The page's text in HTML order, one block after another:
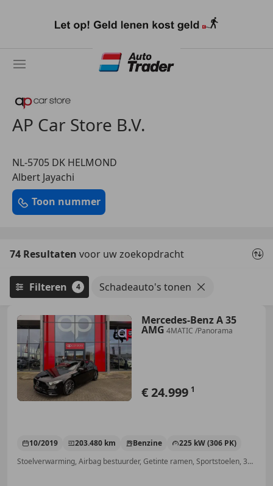
naar
AP Car Store B.V.
NL-5705 DK HELMOND
Albert Jayachi
Toon nummer
74 Resultaten voor uw zoekopdracht
Filteren 4 Schadeauto's tonen
Mercedes-Benz A 35
AMG 4MATIC /Panorama
€ 24.999 1
10/2019 203.480 km Benzine
225 kW (306 PK)
Stoelverwarming, Airbag bestuurder, Getinte ramen, Sportstoelen, 360° camera, Geheel digitaal combi-instrument, Dagrijverlichting, Parkeerhulp achter